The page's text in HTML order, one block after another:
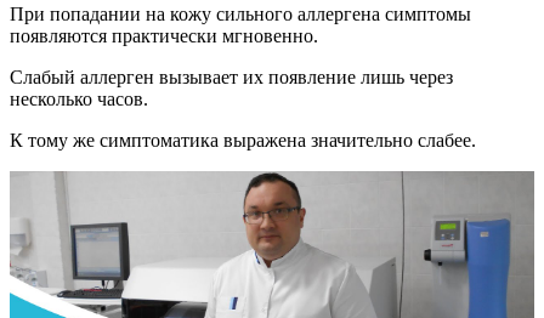
Покраснение кожи на лобке. Клинический случай №141
Как проявляется аллергия на половых
органах?
При развитии аллергического дерматита на коже появляются
красные пятна. Эти образования соответствуют области
контакта с аллергеном и могут немного выходить за её
пределы.